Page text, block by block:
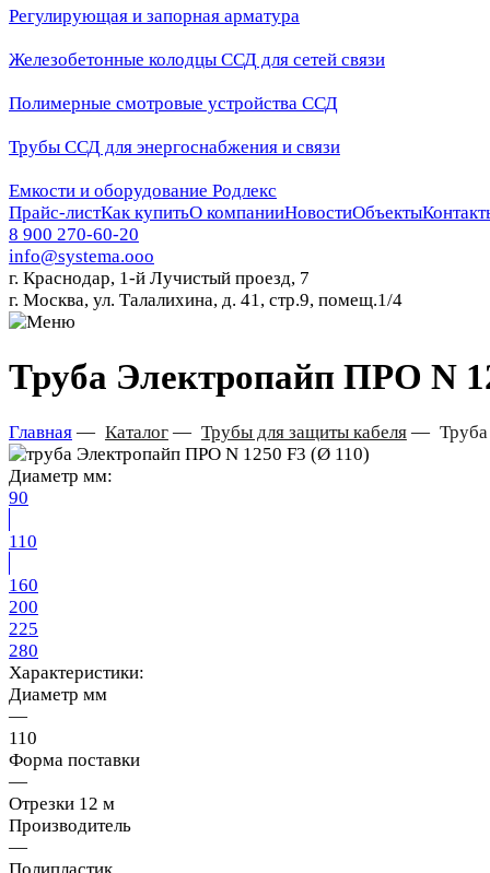
Регулирующая и запорная арматура
Железобетонные колодцы ССД для сетей связи
Полимерные смотровые устройства ССД
Трубы ССД для энергоснабжения и связи
Емкости и оборудование Родлекс
Прайс-листКак купитьО компанииНовостиОбъекты
8 900 270-60-20
info@systema.ooo
г. Краснодар, 1-й Лучистый проезд, 7
г. Москва, ул. Талалихина, д. 41, стр.9, помещ.1/4
Труба Электропайп ПРО N
Главная — Каталог— Трубы для защиты кабеля—
Диаметр мм:
90
110
160
200
225
280
Характеристики:
Диаметр мм
—
110
Форма поставки
—
Отрезки 12 м
Производитель
—